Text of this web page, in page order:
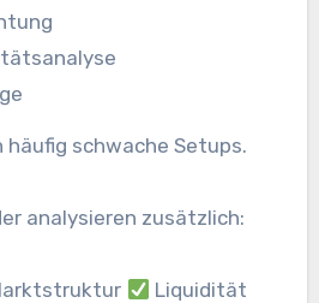
schwache Setups.
analysieren zusätzlich:
Liquidität